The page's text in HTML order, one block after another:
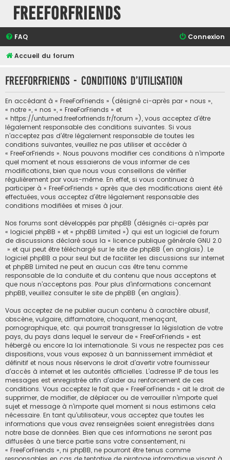
FreeForFriends
FAQ Connexion
Accueil du forum
FreeForFriends - Conditions d’utilisation
En accédant à « FreeForFriends » (désigné ci-après par « nous »,
« notre », « nos », « FreeForFriends » et
« https://unturned.freeforfriends.fr/forum »), vous acceptez d’être
légalement responsable des conditions suivantes. Si vous
n’acceptez pas d’être légalement responsable de toutes les
conditions suivantes, veuillez ne pas utiliser et accéder à
« FreeForFriends ». Nous pouvons modifier ces conditions à n’importe
quel moment et nous essaierons de vous informer de ces
modifications, bien que nous vous conseillons de vérifier
régulièrement par vous-même. En effet, si vous continuez à
participer à « FreeForFriends » après que des modifications aient été
effectuées, vous acceptez d’être légalement responsable des
conditions modifiées et mises à jour.
Nos forums sont développés par phpBB (désignés ci-après par
« logiciel phpBB » et « phpBB Limited ») qui est un logiciel de forum
de discussions déclaré sous la « licence publique générale GNU 2.0
» et qui peut être téléchargé sur le site de phpBB (en anglais). Le
logiciel phpBB a pour seul but de faciliter les discussions sur internet
et phpBB Limited ne peut en aucun cas être tenu comme
responsable de la conduite et du contenu que nous acceptons et
que nous n’acceptons pas. Pour plus d’informations concernant
phpBB, veuillez consulter le site de phpBB (en anglais).
Vous acceptez de ne publier aucun contenu à caractère abusif,
obscène, vulgaire, diffamatoire, choquant, menaçant,
pornographique, etc. qui pourrait transgresser la législation de votre
pays, du pays dans lequel le serveur de « FreeForFriends » est
hébergé ou encore la loi internationale. Si vous ne respectez pas ces
dispositions, vous vous exposez à un bannissement immédiat et
définitif et nous nous réservons le droit d’avertir votre fournisseur
d’accès à internet et les autorités officielles. L’adresse IP de tous les
messages est enregistrée afin d’aider au renforcement de ces
conditions. Vous acceptez le fait que « FreeForFriends » ait le droit de
supprimer, de modifier, de déplacer ou de verrouiller n’importe quel
sujet et message à n’importe quel moment si nous estimons cela
nécessaire. En tant qu’utilisateur, vous acceptez que toutes les
informations que vous avez renseignées soient enregistrées dans
notre base de données. Bien que ces informations ne seront pas
diffusées à une tierce partie sans votre consentement, ni
« FreeForFriends », ni phpBB, ne pourront être tenus comme